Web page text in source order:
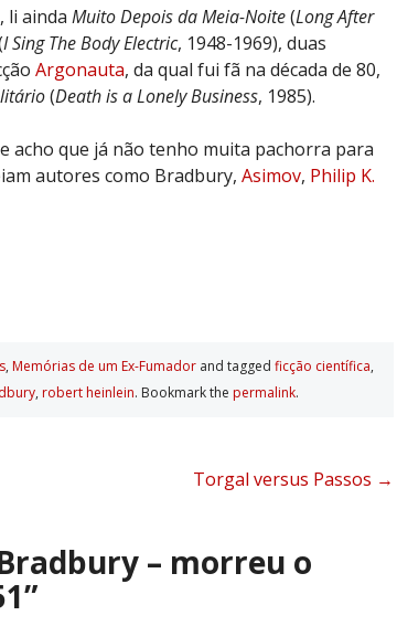
, li ainda Muito Depois da Meia-Noite(Long After
I Sing The Body Electric, 1948-1969), duas
Argonauta, da qual fui fã na década de 80,
(Death is a Lonely Business, 1985).
acho que já não tenho muita pachorra para
autores como Bradbury, Asimov, Philip K.
, Memórias de um Ex-Fumador and tagged ficção cientí­fica,
, robert heinlein. Bookmark the permalink.
Torgal versus Passos →
– morreu o
”